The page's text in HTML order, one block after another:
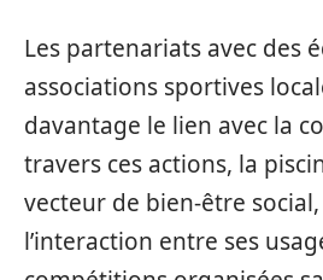
Les partenariats avec des
associations sportives
davantage le lien avec la
travers ces actions, la
vecteur de bien-être
l’interaction entre ses